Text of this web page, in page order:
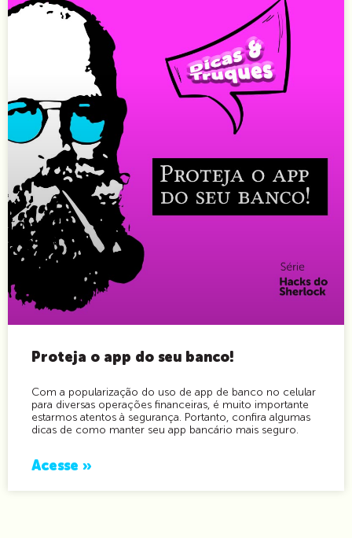
Proteja o app do seu banco!
Com a popularização do uso de app de banco no celular
para diversas operações financeiras, é muito importante
estarmos atentos à segurança. Portanto, confira algumas
dicas de como manter seu app bancário mais seguro.
Acesse »